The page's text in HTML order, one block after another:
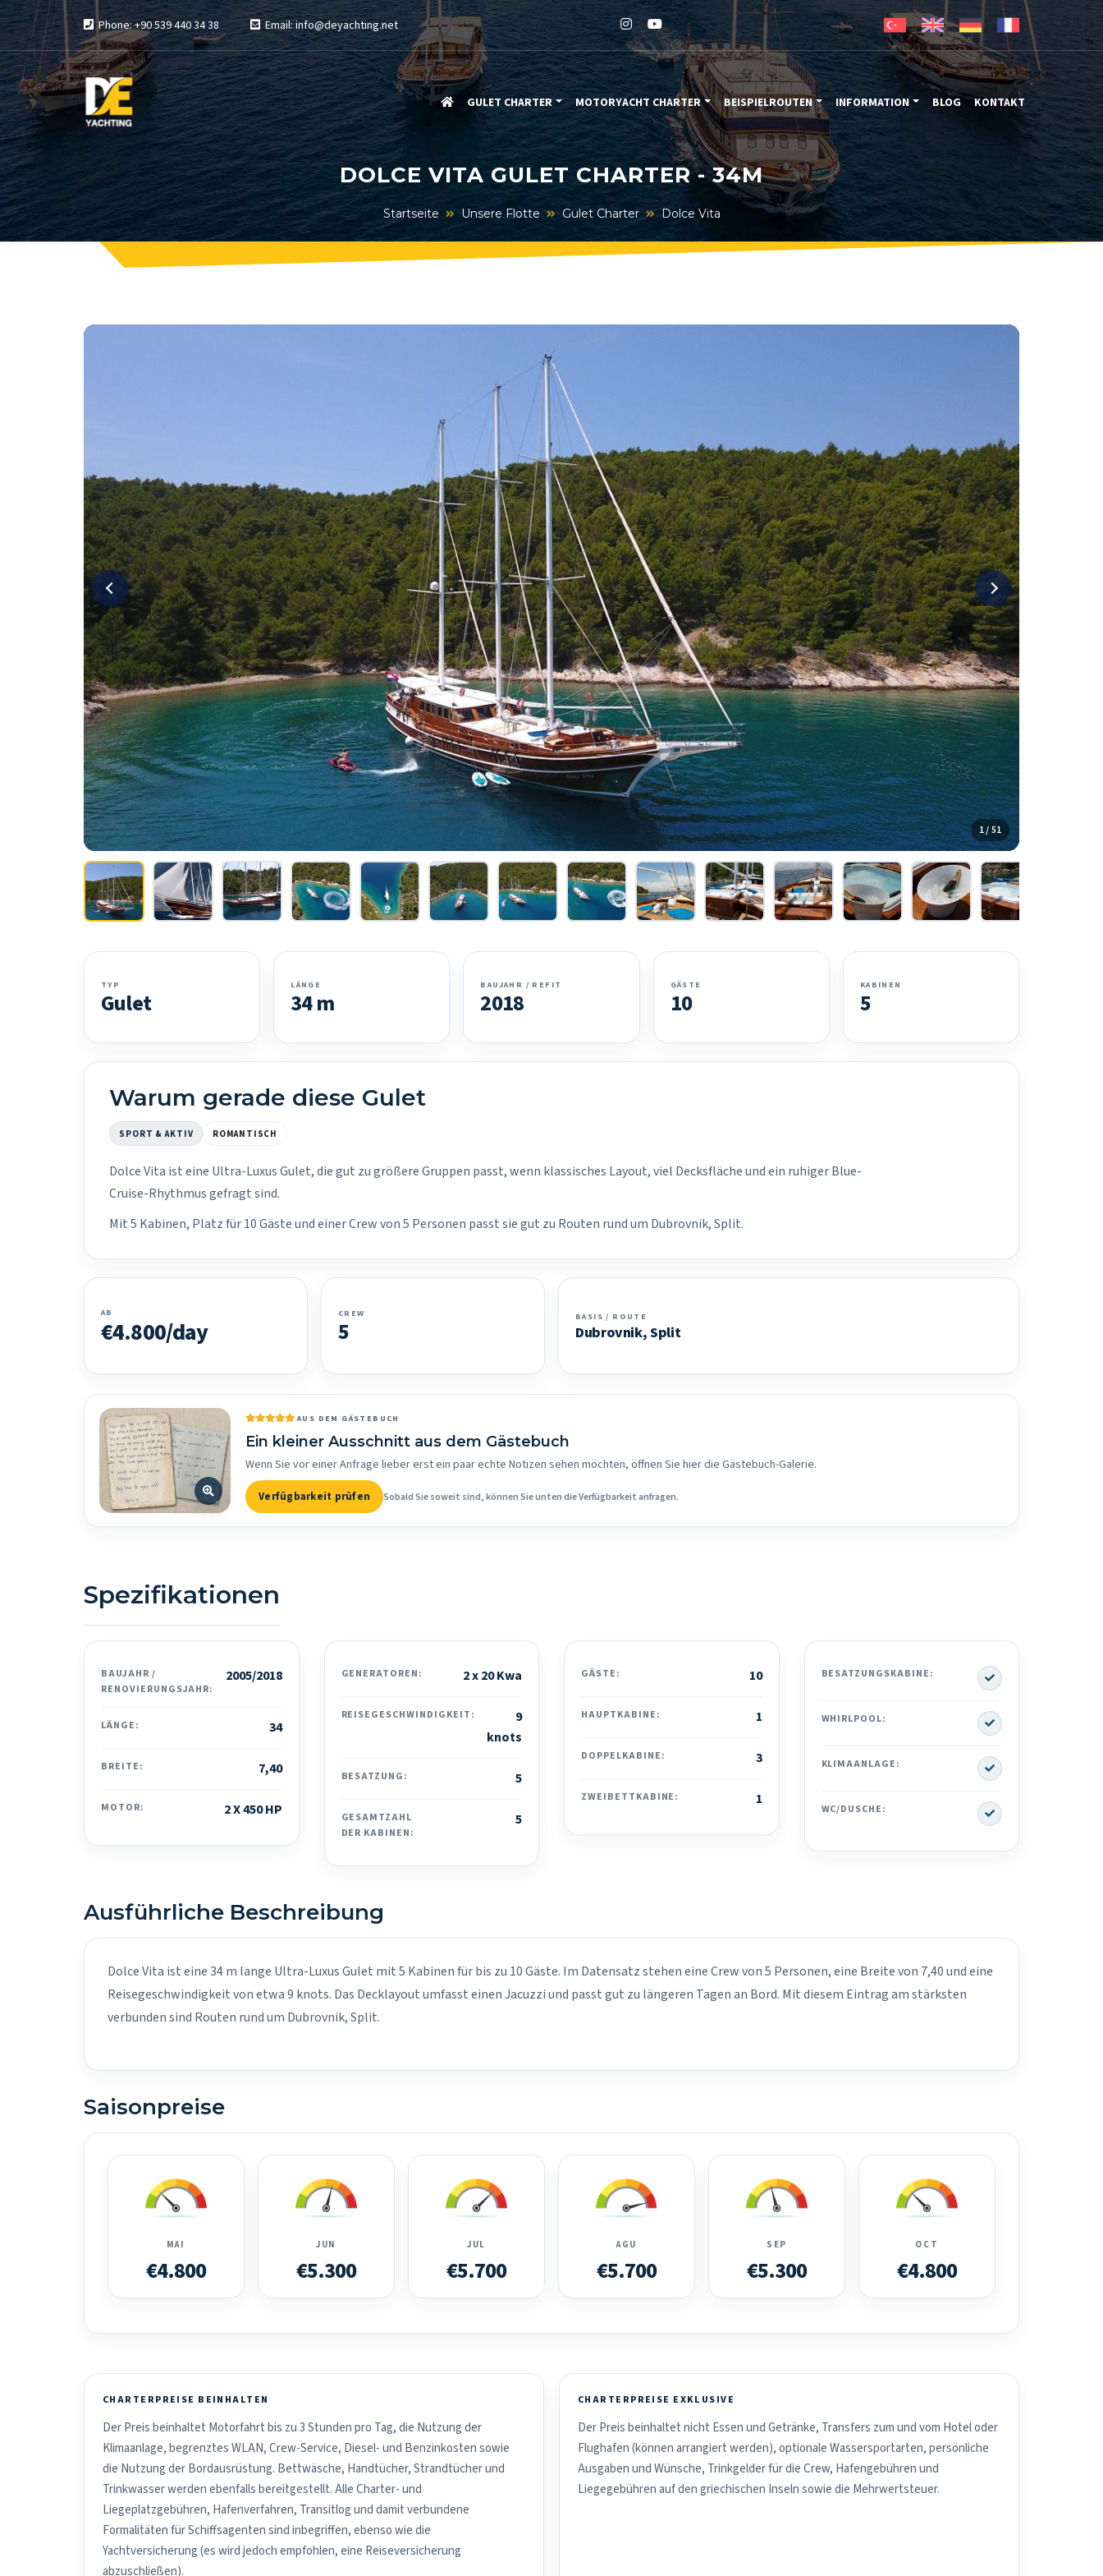
Phone: +90 539 440 34 38 Email: info@deyachting.net
GULET CHARTER MOTORYACHT CHARTER BEISPIELROUTEN INFORMATION BLOG KONTAKT
DOLCE VITA GULET CHARTER - 34M
Startseite Unsere Flotte Gulet Charter Dolce Vita
1 / 51
TYP
Gulet
LÄNGE
34 m
BAUJAHR / REFIT
2018
GÄSTE
10
KABINEN
5
Warum gerade diese Gulet
SPORT & AKTIV ROMANTISCH
Dolce Vita ist eine Ultra-Luxus Gulet, die gut zu größere Gruppen passt, wenn klassisches Layout, viel Decksfläche und ein ruhiger Blue-
Cruise-Rhythmus gefragt sind.
Mit 5 Kabinen, Platz für 10 Gäste und einer Crew von 5 Personen passt sie gut zu Routen rund um Dubrovnik, Split.
AB
€4.800/day
CREW
5
BASIS / ROUTE
Dubrovnik, Split
AUS DEM GÄSTEBUCH
Ein kleiner Ausschnitt aus dem Gästebuch
Wenn Sie vor einer Anfrage lieber erst ein paar echte Notizen sehen möchten, öffnen Sie hier die Gästebuch-Galerie.
Verfügbarkeit prüfen Sobald Sie soweit sind, können Sie unten die Verfügbarkeit anfragen.
Spezifikationen
BAUJAHR /
RENOVIERUNGSJAHR:
2005/2018
LÄNGE: 34
BREITE: 7,40
MOTOR: 2 X 450 HP
GENERATOREN: 2 x 20 Kwa
REISEGESCHWINDIGKEIT:
9
knots
BESATZUNG: 5
GESAMTZAHL
DER KABINEN:
5
GÄSTE: 10
HAUPTKABINE: 1
DOPPELKABINE: 3
ZWEIBETTKABINE: 1
BESATZUNGSKABINE: Yes
WHIRLPOOL: Yes
KLIMAANLAGE: Yes
WC/DUSCHE: Yes
Ausführliche Beschreibung
Dolce Vita ist eine 34 m lange Ultra-Luxus Gulet mit 5 Kabinen für bis zu 10 Gäste. Im Datensatz stehen eine Crew von 5 Personen, eine Breite von 7,40 und eine
Reisegeschwindigkeit von etwa 9 knots. Das Decklayout umfasst einen Jacuzzi und passt gut zu längeren Tagen an Bord. Mit diesem Eintrag am stärksten
verbunden sind Routen rund um Dubrovnik, Split.
Saisonpreise
MAI
€4.800
JUN
€5.300
JUL
€5.700
AGU
€5.700
SEP
€5.300
OCT
€4.800
CHARTERPREISE BEINHALTEN
Der Preis beinhaltet Motorfahrt bis zu 3 Stunden pro Tag, die Nutzung der
Klimaanlage, begrenztes WLAN, Crew-Service, Diesel- und Benzinkosten sowie
die Nutzung der Bordausrüstung. Bettwäsche, Handtücher, Strandtücher und
Trinkwasser werden ebenfalls bereitgestellt. Alle Charter- und
Liegeplatzgebühren, Hafenverfahren, Transitlog und damit verbundene
Formalitäten für Schiffsagenten sind inbegriffen, ebenso wie die
Yachtversicherung (es wird jedoch empfohlen, eine Reiseversicherung
abzuschließen).
CHARTERPREISE EXKLUSIVE
Der Preis beinhaltet nicht Essen und Getränke, Transfers zum und vom Hotel oder
Flughafen (können arrangiert werden), optionale Wassersportarten, persönliche
Ausgaben und Wünsche, Trinkgelder für die Crew, Hafengebühren und
Liegegebühren auf den griechischen Inseln sowie die Mehrwertsteuer.